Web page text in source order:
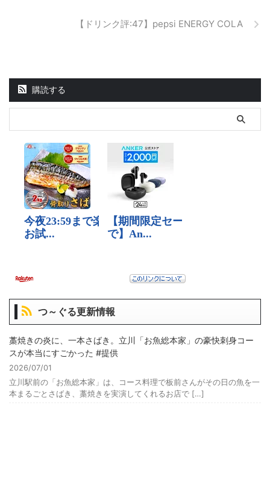
【ドリンク評:47】pepsi ENERGY COLA
購読する
つ～ぐる更新情報
藁焼きの炎に、一本さばき。立川「お魚総本家」の豪快刺身コー
スが本当にすごかった #提供
2026/07/01
立川駅前の「お魚総本家」は、コース料理で板前さんがその日の魚を一
本まるごとさばき、藁焼きを実演してくれるお店で […]